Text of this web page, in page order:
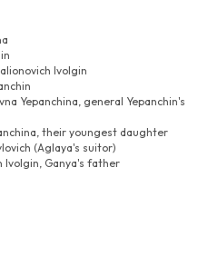
Ivolgin
Yepanchina, general Yepanchin's
their youngest daughter
(Aglaya's suitor)
Ivolgin, Ganya's father